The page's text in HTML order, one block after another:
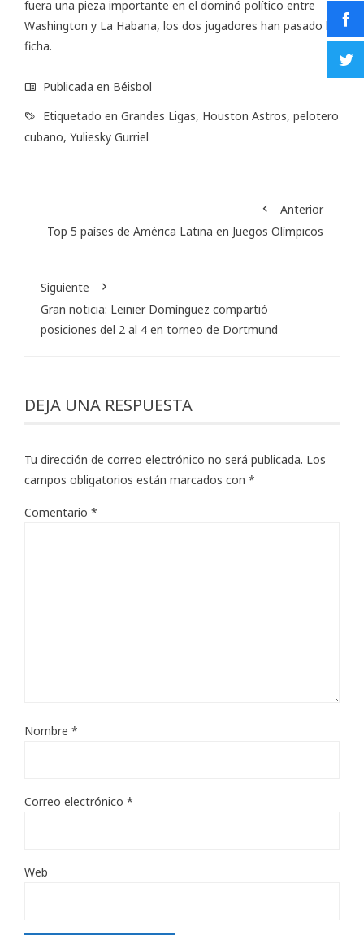
fuera una pieza importante en el dominó político entre
Washington y La Habana, los dos jugadores han pasado la
ficha.
Publicada en Béisbol
Etiquetado en Grandes Ligas, Houston Astros, pelotero
cubano, Yuliesky Gurriel
Anterior
Top 5 países de América Latina en Juegos Olímpicos
Siguiente
Gran noticia: Leinier Domínguez compartió
posiciones del 2 al 4 en torneo de Dortmund
DEJA UNA RESPUESTA
Tu dirección de correo electrónico no será publicada. Los
campos obligatorios están marcados con *
Comentario *
Nombre *
Correo electrónico *
Web